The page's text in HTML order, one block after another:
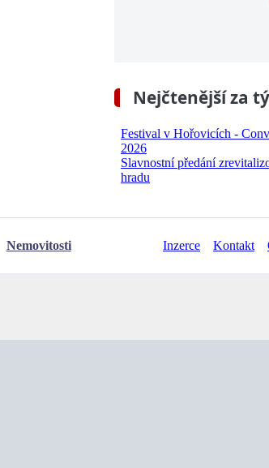
Nejčtenější za
Festival v Hořovicích -
2026
Slavnostní předání
hradu
Nemovitosti Inzerce Kontakt